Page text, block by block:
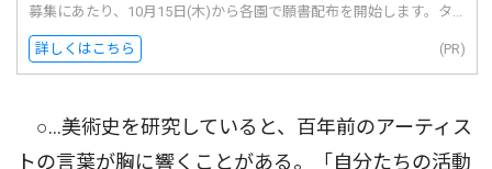
募集にあたり、10月15日(木)から各園で願書配布を開始します。タ...
詳しくはこちら (PR)
○…美術史を研究していると、百年前のアーティス
トの言葉が胸に響くことがある。「自分たちの活動